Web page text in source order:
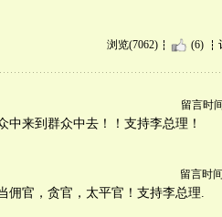
浏览(7062) (6)
留言时
中来到群众中去！！支持李总理！
留言时
佣官，贪官，太平官！支持李总理.